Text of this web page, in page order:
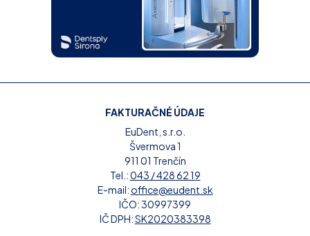
FAKTURAČNÉ ÚDAJE
EuDent, s.r.o.
Švermova 1
911 01 Trenčín
Tel.:043 / 428 62 19
E-mail:office@eudent.sk
IČO: 30997399
IČ DPH:SK2020383398